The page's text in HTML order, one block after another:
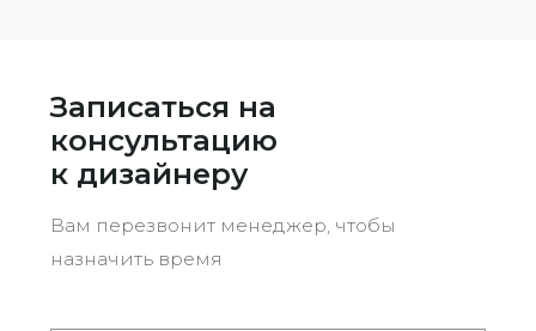
Записаться на
консультацию
к дизайнеру
Вам перезвонит менеджер, чтобы
назначить время